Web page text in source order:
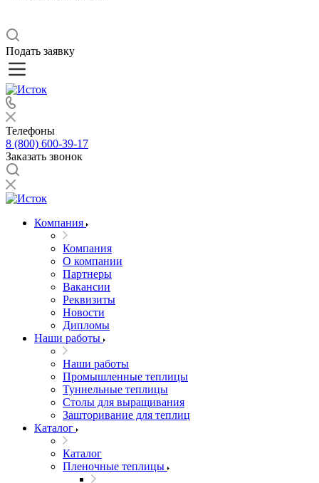
Подать заявку
Телефоны
8 (800) 600-39-17
Заказать звонок
Компания
Компания
О компании
Партнеры
Вакансии
Реквизиты
Новости
Дипломы
Наши работы
Наши работы
Промышленные теплицы
Туннельные теплицы
Столы для выращивания
Зашторивание для теплиц
Каталог
Каталог
Пленочные теплицы